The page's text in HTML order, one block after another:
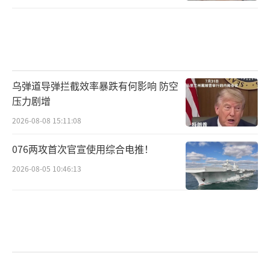
乌弹道导弹拦截效率暴跌有何影响 防空
压力剧增
2026-08-08 15:11:08
076两攻首次官宣使用综合电推！
2026-08-05 10:46:13